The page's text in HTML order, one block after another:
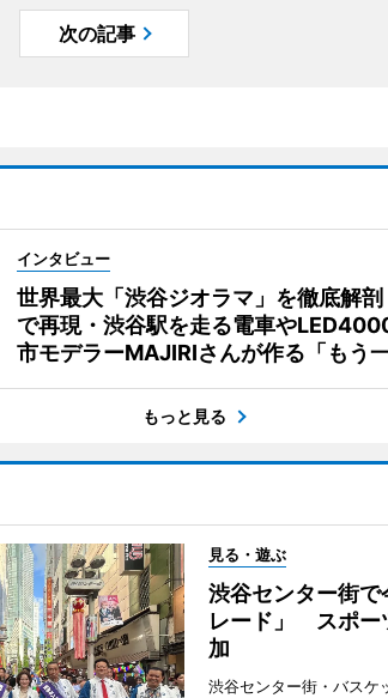
次の記事
インタビュー
世界最大「渋谷ジオラマ」を徹底解
で再現・渋谷駅を走る電車や
市モデラーMAJIRIさんが作る「もう
もっと見る
見る・遊ぶ
渋谷センター街
レード」 スポー
加
渋谷センター街・バスケ